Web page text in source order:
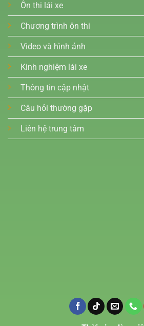
Ôn thi lái xe
Chương trình ôn thi
Video và hình ảnh
Kinh nghiệm lái xe
Thông tin cập nhật
Câu hỏi thường gặp
Liên hệ trung tâm